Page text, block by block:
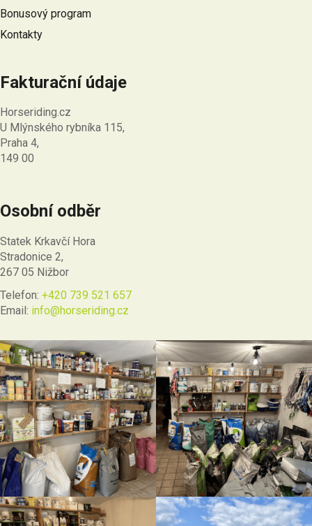
Bonusový program
Kontakty
Fakturační údaje
Horseriding.cz
U Mlýnského rybníka 115,
Praha 4,
149 00
Osobní odběr
Statek Krkavčí Hora
Stradonice 2,
267 05 Nižbor
Telefon: +420 739 521 657
Email: info@horseriding.cz